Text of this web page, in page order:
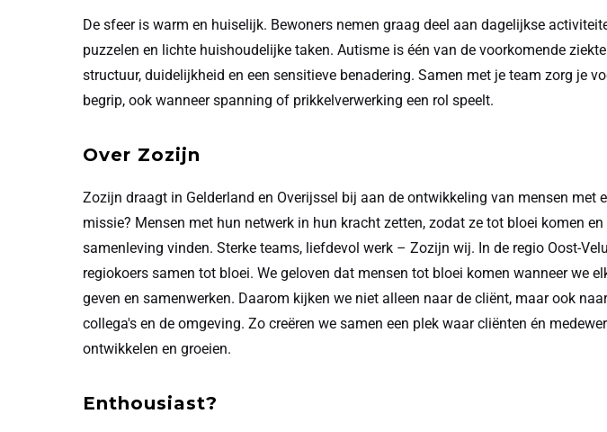
De sfeer is warm en huiselijk. Bewoners nemen graag deel aan dagelijkse
puzzelen en lichte huishoudelijke taken. Autisme is één van de voorkomende
structuur, duidelijkheid en een sensitieve benadering. Samen met je team zorg je
begrip, ook wanneer spanning of prikkelverwerking een rol speelt.
Over Zozijn
Zozijn draagt in Gelderland en Overijssel bij aan de ontwikkeling van mensen met
missie? Mensen met hun netwerk in hun kracht zetten, zodat ze tot bloei komen
samenleving vinden. Sterke teams, liefdevol werk – Zozijn wij. In de regio Oost-
regiokoers samen tot bloei. We geloven dat mensen tot bloei komen wanneer we
geven en samenwerken. Daarom kijken we niet alleen naar de cliënt, maar ook
collega's en de omgeving. Zo creëren we samen een plek waar cliënten én
ontwikkelen en groeien.
Enthousiast?